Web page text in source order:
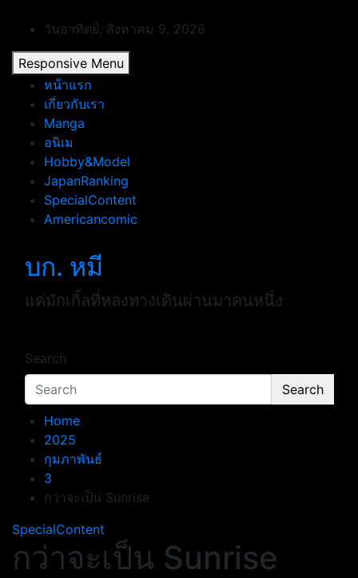
content
วันอาทิตย์, สิงหาคม 9, 2026
Responsive Menu
หน้าแรก
เกี่ยวกับเรา
Manga
อนิเม
Hobby&Model
JapanRanking
SpecialContent
Americancomic
บก. หมี
แค่มักเกิ้ลที่หลงทางเดินผ่านมาคนหนึ่ง
Search
Search
Home
2025
กุมภาพันธ์
3
กว่าจะเป็น Sunrise
SpecialContent
กว่าจะเป็น Sunrise